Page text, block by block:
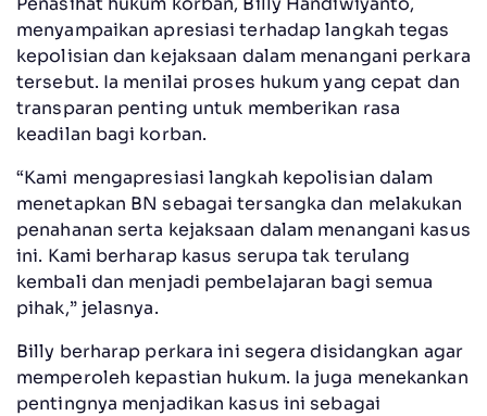
menyampaikan apresiasi terhadap langkah tegas
kepolisian dan kejaksaan dalam menangani perkara
tersebut. Ia menilai proses hukum yang cepat dan
transparan penting untuk memberikan rasa
keadilan bagi korban.
“Kami mengapresiasi langkah kepolisian dalam
menetapkan BN sebagai tersangka dan melakukan
penahanan serta kejaksaan dalam menangani kasus
ini. Kami berharap kasus serupa tak terulang
kembali dan menjadi pembelajaran bagi semua
pihak,” jelasnya.
Billy berharap perkara ini segera disidangkan agar
memperoleh kepastian hukum. Ia juga menekankan
pentingnya menjadikan kasus ini sebagai